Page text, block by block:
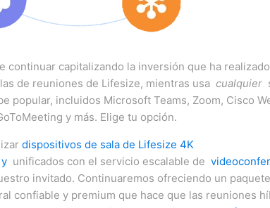
continuar capitalizando la inversión que ha
de reuniones de Lifesize, mientras usa cualquier
popular, incluidos Microsoft Teams, Zoom, Cisco
y más. Elige tu opción.
dispositivos de sala de Lifesize 4K
y unificados con el servicio escalable de
invitado. Continuaremos ofreciendo un
confiable y premium que hace que las reuniones